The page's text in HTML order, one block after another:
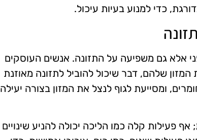
כדי למנוע בעיות עיכול.
אלא גם משפיעה על התזונה. אנשים העוסקים
המזון שלהם, דבר שיכול להוביל לתזונה מאוזנת
ומסייעת לגוף לנצל את המזון בצורה יעילה
פעילות קלה כמו הליכה יכולה להניע שינויים